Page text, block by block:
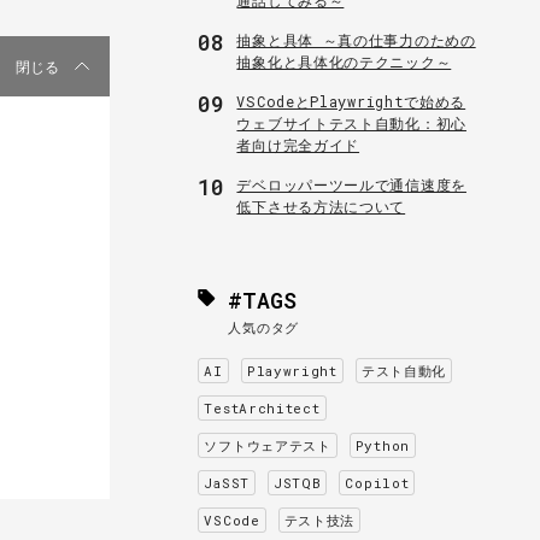
閉じる
08
抽象と具体 ～真の仕事力のための
抽象化と具体化のテクニック～
09
VSCodeとPlaywrightで始める
ウェブサイトテスト自動化：初心
者向け完全ガイド
10
デベロッパーツールで通信速度を
低下させる方法について
#TAGS
人気のタグ
AI Playwright テスト自動化
TestArchitect
ソフトウェアテスト Python
JaSST JSTQB Copilot
VSCode テスト技法